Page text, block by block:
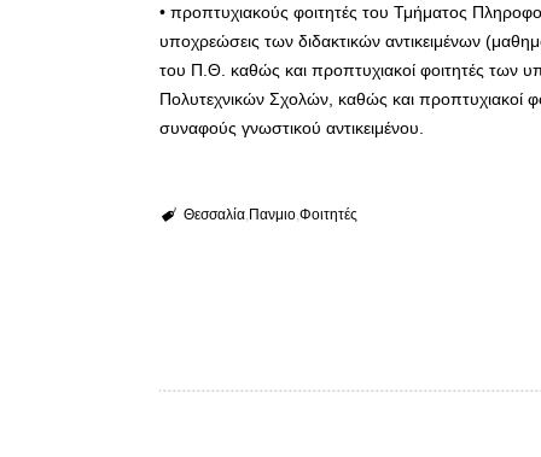
• προπτυχιακούς φοιτητές του Τμήματος
υποχρεώσεις των διδακτικών αντικειμένων
του Π.Θ. καθώς και προπτυχιακοί φοιτητές
Πολυτεχνικών Σχολών, καθώς και
συναφούς γνωστικού αντικειμένου.
Θεσσαλία Πανμιο Φοιτητές